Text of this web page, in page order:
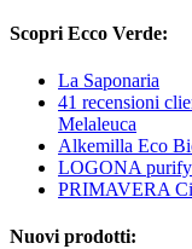
Scopri Ecco Verde:
La Saponaria
41 recensioni
Melaleuca
Alkemilla Eco
LOGONA purify
PRIMAVERA
Nuovi prodotti: